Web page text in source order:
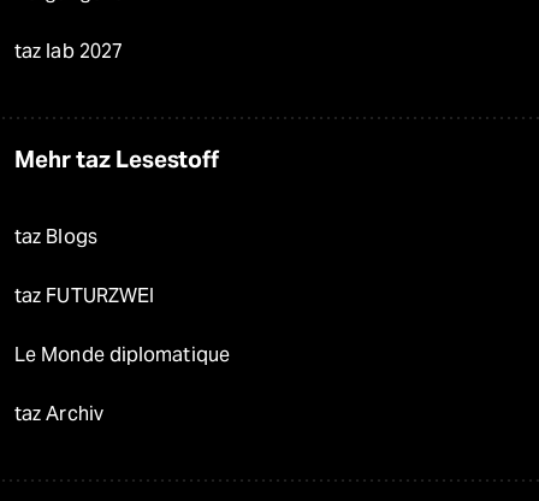
taz lab 2027
Mehr taz Lesestoff
taz Blogs
taz FUTURZWEI
Le Monde diplomatique
taz Archiv